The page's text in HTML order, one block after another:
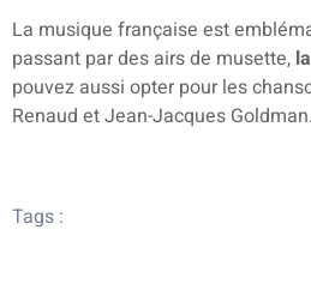
La musique française est
passant par des airs de musette,
pouvez aussi opter pour les
Renaud et Jean-Jacques
Tags :